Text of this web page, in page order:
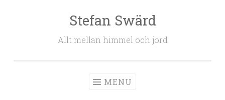
Stefan Swärd
Allt mellan himmel och jord
MENU